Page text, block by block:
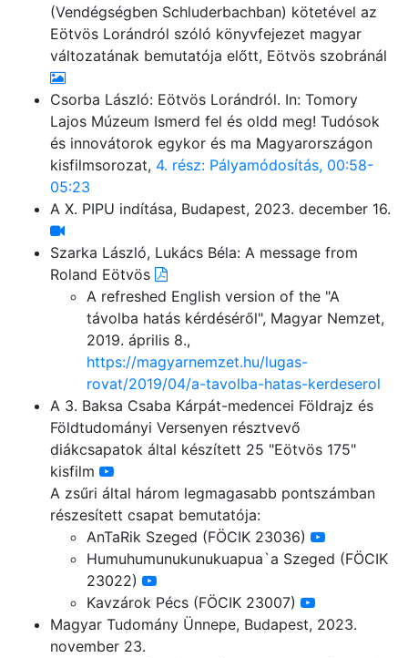
(Vendégségben Schluderbachban) kötetével az
Eötvös Lorándról szóló könyvfejezet magyar
változatának bemutatója előtt, Eötvös szobránál
Csorba László: Eötvös Lorándról. In: Tomory
Lajos Múzeum Ismerd fel és oldd meg! Tudósok
és innovátorok egykor és ma Magyarországon
kisfilmsorozat, 4. rész: Pályamódosítás, 00:58-
05:23
A X. PIPU indítása, Budapest, 2023. december 16.
Szarka László, Lukács Béla: A message from
Roland Eötvös
A refreshed English version of the "A
távolba hatás kérdéséről", Magyar Nemzet,
2019. április 8.,
https://magyarnemzet.hu/lugas-
rovat/2019/04/a-tavolba-hatas-kerdeserol
A 3. Baksa Csaba Kárpát-medencei Földrajz és
Földtudományi Versenyen résztvevő
diákcsapatok által készített 25 "Eötvös 175"
kisfilm
A zsűri által három legmagasabb pontszámban
részesített csapat bemutatója:
AnTaRik Szeged (FÖCIK 23036)
Humuhumunukunukuapua`a Szeged (FÖCIK
23022)
Kavzárok Pécs (FÖCIK 23007)
Magyar Tudomány Ünnepe, Budapest, 2023.
november 23.